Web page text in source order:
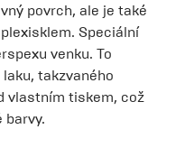
povrch, ale je také
Speciální
venku. To
takzvaného
vlastním tiskem, což
barvy.